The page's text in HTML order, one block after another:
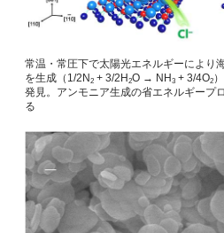
常温・常圧下で太陽光エネルギーにより
を生成（1/2N 2 + 3/2H 2O → NH 3 + 3/4O2
発見。アンモニア生成の省エネルギープ
る